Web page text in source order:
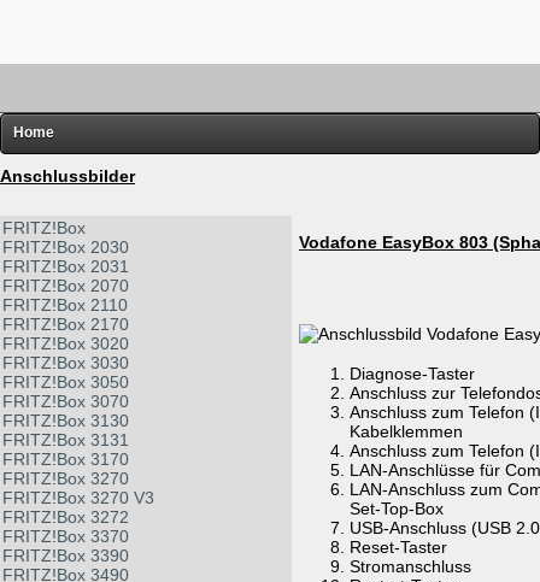
Home
FRITZ!
Hardware
Software
Links
Diverses
Anschlussbilder
FRITZ!Box
FRITZ!Box 2030
FRITZ!Box 2031
FRITZ!Box 2070
FRITZ!Box 2110
FRITZ!Box 2170
FRITZ!Box 3020
FRITZ!Box 3030
FRITZ!Box 3050
FRITZ!Box 3070
FRITZ!Box 3130
FRITZ!Box 3131
FRITZ!Box 3170
FRITZ!Box 3270
FRITZ!Box 3270 V3
FRITZ!Box 3272
FRITZ!Box 3370
FRITZ!Box 3390
FRITZ!Box 3490
Vodafone EasyBox 803
Diagnose-Taster
Anschluss zur
Anschluss zum Telefon
Kabelklemmen
Anschluss zum Telefon
LAN-Anschlüsse für
LAN-Anschluss zum
Set-Top-Box
USB-Anschluss (USB
Reset-Taster
Stromanschluss